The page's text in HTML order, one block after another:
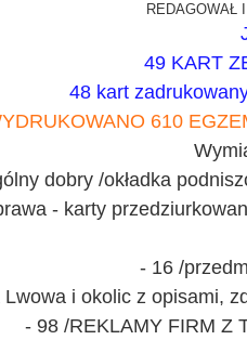
REDAGOWAŁ
49 KART
48 kart
610
dobry /okładka
- karty
- 16 /
i okolic z opisami,
- 98 /REKLAMY FIRM Z